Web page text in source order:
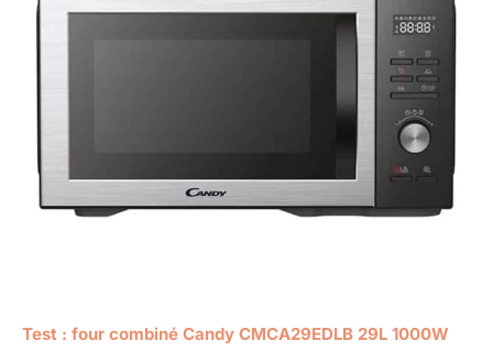
Test : four combiné Candy CMCA29EDLB 29L 1000W